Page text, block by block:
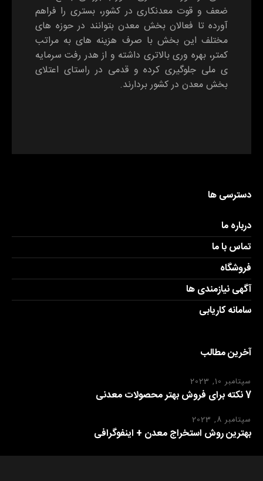
ضعف و قوت معدنکاری در کشور، بستری را فراهم
آورده تا فعالان بخش معدن بتوانند در حوزه های
مختلف این بخش با صرف هزینه های به مراتب
کمتر، بهره وری بالاتری داشته و از هدر رفت سرمایه
ی ملی جلوگیری کرده و قدمی در راستای اعتلای
بخش معدن در کشور بردارند.
دسترسی ها
درباره ما
تماس با ما
فروشگاه
آگهی نیازمندی ها
سامانه کاریابی
آخرین مطالب
سپتامبر 10, 2023
7 نکته برای فروش بهتر محصولات معدنی
سپتامبر 8, 2023
بهترین روش استخراج معدن + اینفوگرافی